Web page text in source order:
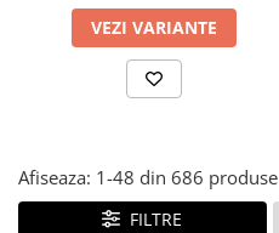
Solutii de curatat & adezivi
Canturi ABS
Clesti/ patenti
Alte scule & unelte
VEZI VARIANTE
Afiseaza: 1-48 din 686 produse
FILTRE